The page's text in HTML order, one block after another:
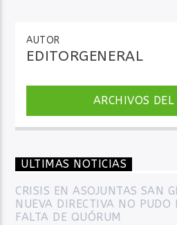
AUTOR
EDITORGENERAL
ARCHIVOS
ULTIMAS NOTICIAS
CRISIS EN ASOJUNTAS SAN
NUEVA DIRECTIVA NO PUDO
FALTA DE QUÓRUM